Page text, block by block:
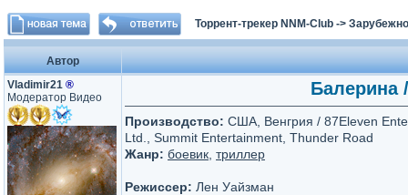
Торрент-трекер NNM-Club ->
Автор
Vladimir21 ®
Модератор Видео
Балерина
Производство: США, Венгрия / 87Eleven
Ltd., Summit Entertainment, Thunder Road
Жанр: боевик триллер
Режиссер: Лен Уайзман